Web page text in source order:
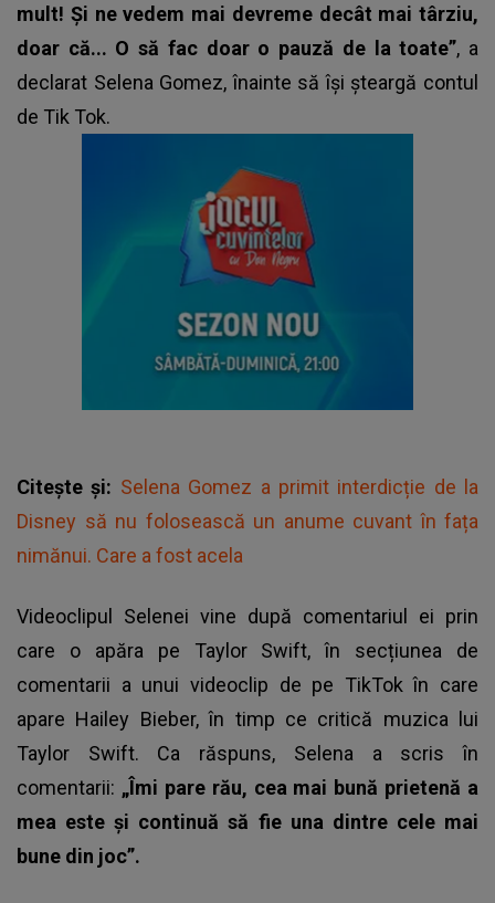
mult! Și ne vedem mai devreme decât mai târziu,
doar că... O să fac doar o pauză de la toate”, a
declarat Selena Gomez, înainte să își șteargă contul
de Tik Tok.
Citește și: Selena Gomez a primit interdicție de la
Disney să nu folosească un anume cuvant în fața
nimănui. Care a fost acela
Videoclipul Selenei vine după comentariul ei prin
care o apăra pe Taylor Swift, în secțiunea de
comentarii a unui videoclip de pe TikTok în care
apare Hailey Bieber, în timp ce critică muzica lui
Taylor Swift. Ca răspuns, Selena a scris în
comentarii: „Îmi pare rău, cea mai bună prietenă a
mea este și continuă să fie una dintre cele mai
bune din joc”.